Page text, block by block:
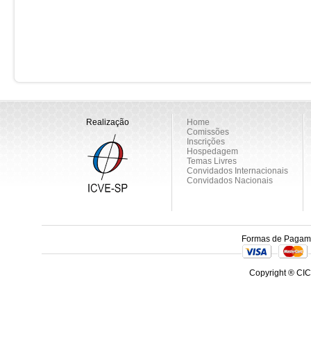
Realização
Home
Comissões
Inscrições
Hospedagem
Temas Livres
Convidados Internacionais
Convidados Nacionais
Formas de
Copyright ®